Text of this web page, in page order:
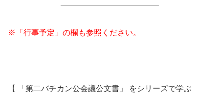
————————————–
※「行事予定」の欄も参照ください。
【 「第二バチカン公会議公文書」 をシリーズで学ぶ